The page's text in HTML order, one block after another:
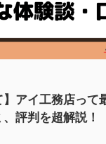
】アイ工務店って
評判を超解説！